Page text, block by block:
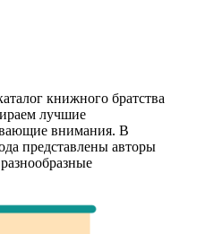
книжного братства
лучшие
внимания. В
представлены авторы